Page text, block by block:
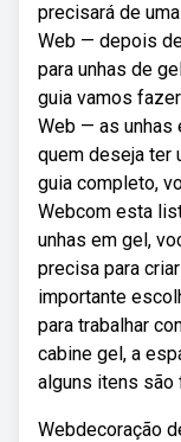
precisará de
Web — depois
para unhas de
guia vamos
Web — as unhas
quem deseja ter
guia completo,
Webcom esta
unhas em gel,
precisa para
importante
para trabalhar
cabine gel, a
alguns itens são
Webdecoração